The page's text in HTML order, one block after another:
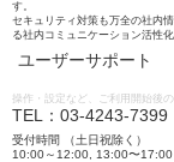
す。
セキュリティ対策も万全の社内
る社内コミュニケーション活性化
ユーザーサポート
操作・設定など、ご利用開始後の
TEL：03-4243-7399
受付時間 （土日祝除く）
10:00～12:00, 13:00〜17:00